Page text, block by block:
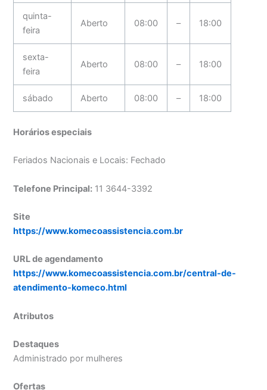
quinta-
feira
Aberto 08:00 – 18:00
sexta-
feira
Aberto 08:00 – 18:00
sábado Aberto 08:00 – 18:00
Horários especiais
Feriados Nacionais e Locais: Fechado
Telefone Principal: 11 3644-3392
Site
https://www.komecoassistencia.com.br
URL de agendamento
https://www.komecoassistencia.com.br/central-de-
atendimento-komeco.html
Atributos
Destaques
Administrado por mulheres
Ofertas